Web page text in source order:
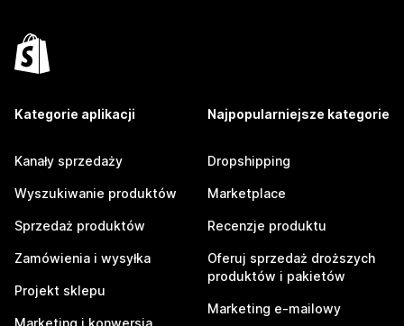
Kategorie aplikacji
Kanały sprzedaży
Wyszukiwanie produktów
Sprzedaż produktów
Zamówienia i wysyłka
Projekt sklepu
Marketing i konwersja
Najpopularniejsze kategorie
Dropshipping
Marketplace
Recenzje produktu
Oferuj sprzedaż droższych
produktów i pakietów
Marketing e-mailowy